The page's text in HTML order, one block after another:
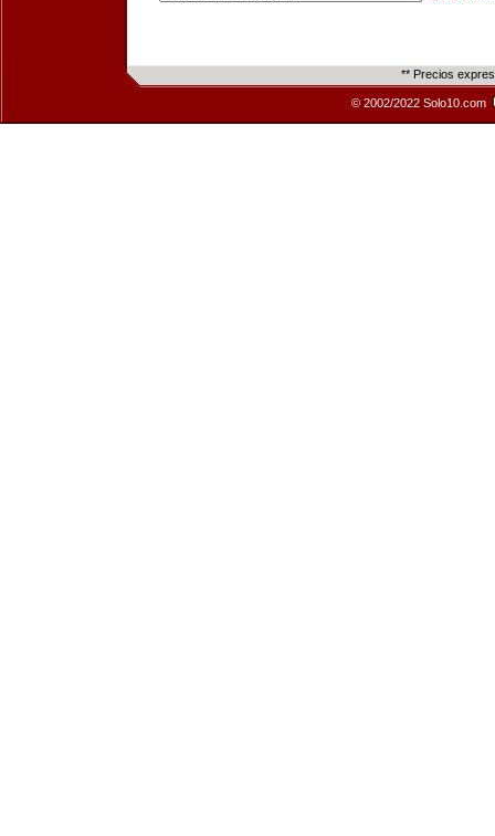
** Precios
© 2002/2022 Solo10.com